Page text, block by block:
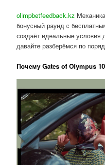
olimpbetfeedback.kz
бонусный раунд с
создаёт идеальные условия
давайте разберёмся по
Почему Gates of Olympus